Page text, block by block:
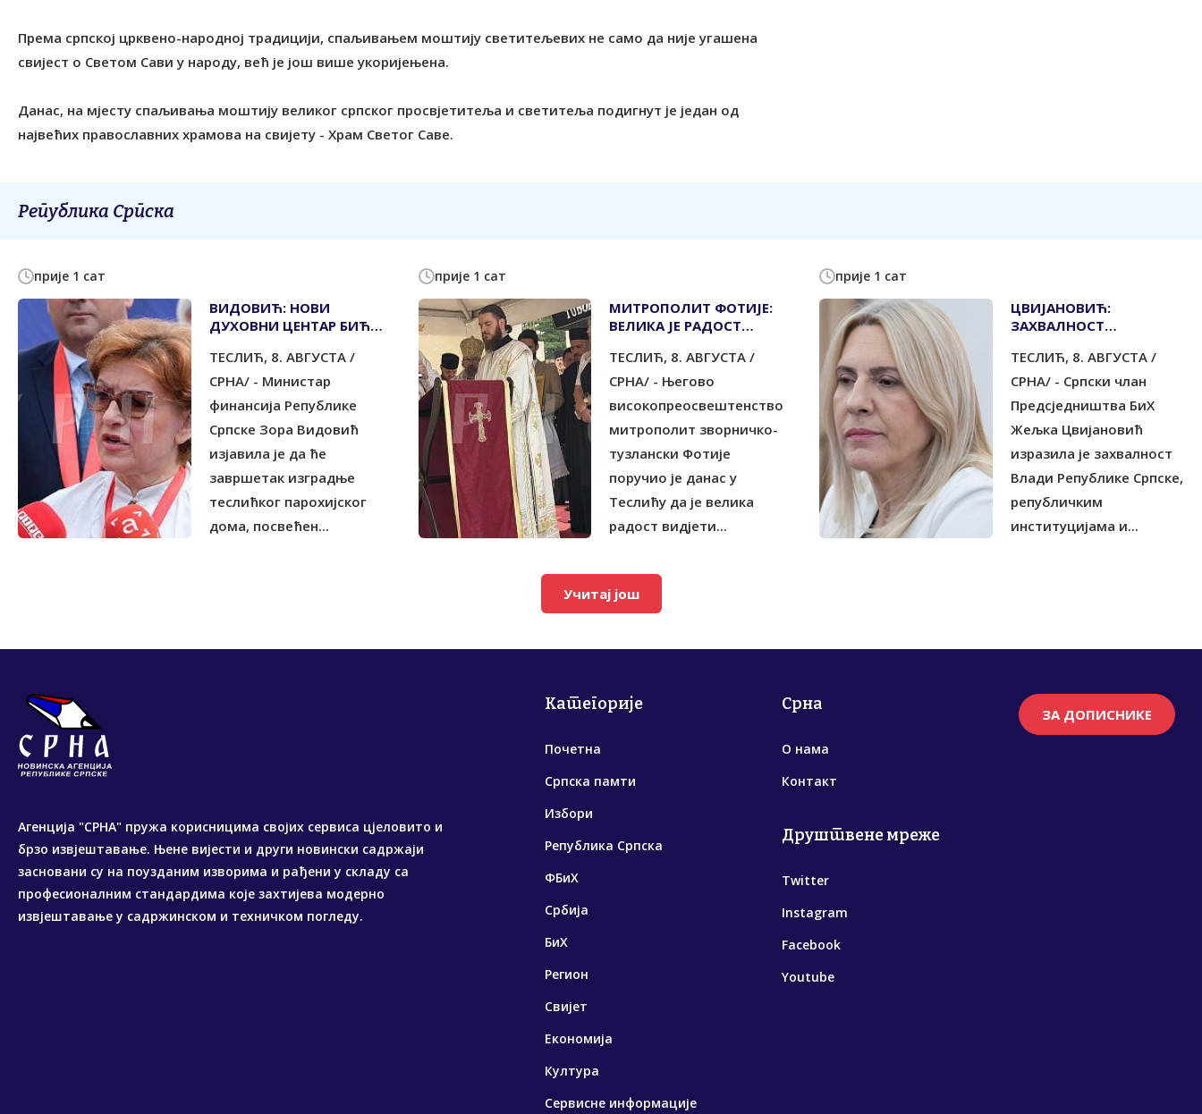
Према српској црквено-народној традицији, спаљивањем моштију светитељевих не само да није угашена
свијест о Светом Сави у народу, већ је још више укоријењена.
Данас, на мјесту спаљивања моштију великог српског просвјетитеља и светитеља подигнут је један од
највећих православних храмова на свијету - Храм Светог Саве.
Република Српска
прије 1 сат
ВИДОВИЋ: НОВИ
ДУХОВНИ ЦЕНТАР БИЋЕ
ТЕСЛИЋ, 8. АВГУСТА /
СРНА/ - Министар
финансија Републике
Српске Зора Видовић
изјавила је да ће
завршетак изградње
теслићког парохијског
дома, посвећен...
прије 1 сат
МИТРОПОЛИТ ФОТИЈЕ:
ВЕЛИКА ЈЕ РАДОСТ
ЉУДИ
ТЕСЛИЋ, 8. АВГУСТА /
СРНА/ - Његово
високопреосвештенство
митрополит зворничко-
тузлански Фотије
поручио је данас у
Теслићу да је велика
радост видјети...
прије 1 сат
ЦВИЈАНОВИЋ:
ЗАХВАЛНОСТ
СРПСКЕ ЗА ПОДРШКУ
ИЗГРАДЊИ
ПАРОХИЈСКОГ ДОМА
ТЕСЛИЋ, 8. АВГУСТА /
СРНА/ - Српски члан
Предсједништва БиХ
Жељка Цвијановић
изразила је захвалност
Влади Републике Српске,
републичким
институцијама и...
Учитај још
Агенција "СРНА" пружа корисницима својих сервиса цјеловито и
брзо извјештавање. Њене вијести и други новински садржаји
засновани су на поузданим изворима и рађени у складу са
професионалним стандардима које захтијева модерно
извјештавање у садржинском и техничком погледу.
Категорије
Почетна
Српска памти
Избори
Република Српска
ФБиХ
Србија
БиХ
Регион
Свијет
Економија
Култура
Сервисне информације
Срна
О нама
Контакт
Друштвене мреже
Twitter
Instagram
Facebook
Youtube
ЗА ДОПИСНИКЕ